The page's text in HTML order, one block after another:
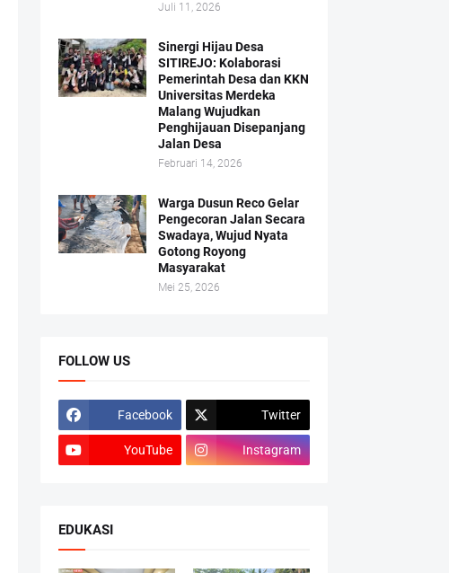
Juli 11, 2026
Sinergi Hijau Desa
SITIREJO: Kolaborasi
Pemerintah Desa dan KKN
Universitas Merdeka
Malang Wujudkan
Penghijauan Disepanjang
Jalan Desa
Februari 14, 2026
Warga Dusun Reco Gelar
Pengecoran Jalan Secara
Swadaya, Wujud Nyata
Gotong Royong
Masyarakat
Mei 25, 2026
FOLLOW US
Facebook Twitter
YouTube Instagram
EDUKASI